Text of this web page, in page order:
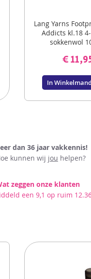
Lang Yarns
Addicts kl.18
sokkenwol
€
In Winkelmand
dan 36 jaar vakkennis!
kunnen wij jou helpen?
zeggen onze klanten
een 9,1 op ruim